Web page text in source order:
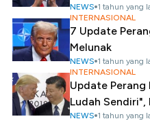
NEWS 1 tahun yang
INTERNASIONAL
7 Update
Melunak
NEWS 1 tahun yang
INTERNASIONAL
Update Perang
Ludah Sendiri",
NEWS 1 tahun yang